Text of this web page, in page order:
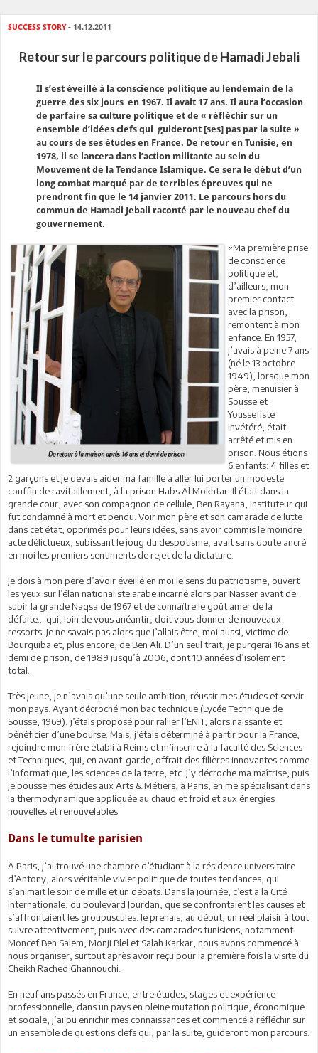
SUCCESS STORY- 14.12.2011
Retour sur le parcours politique de Hamadi Jebali
Il s’est éveillé à la conscience politique au lendemain de la
guerre des six jours en 1967. Il avait 17 ans. Il aura l’occasion
de parfaire sa culture politique et de « réfléchir sur un
ensemble d’idées clefs qui guideront [ses] pas par la suite »
au cours de ses études en France. De retour en Tunisie, en
1978, il se lancera dans l’action militante au sein du
Mouvement de la Tendance Islamique. Ce sera le début d’un
long combat marqué par de terribles épreuves qui ne
prendront fin que le 14 janvier 2011. Le parcours hors du
commun de Hamadi Jebali raconté par le nouveau chef du
gouvernement.
«Ma première prise
de conscience
politique et,
d’ailleurs, mon
premier contact
avec la prison,
remontent à mon
enfance. En 1957,
j’avais à peine 7 ans
(né le 13 octobre
1949), lorsque mon
père, menuisier à
Sousse et
Youssefiste
invétéré, était
arrêté et mis en
prison. Nous étions
6 enfants: 4 filles et
2 garçons et je devais aider ma famille à aller lui porter un modeste
couffin de ravitaillement, à la prison Habs Al Mokhtar. Il était dans la
grande cour, avec son compagnon de cellule, Ben Rayana, instituteur qui
fut condamné à mort et pendu. Voir mon père et son camarade de lutte
dans cet état, opprimés pour leurs idées, sans avoir commis le moindre
acte délictueux, subissant le joug du despotisme, avait sans doute ancré
en moi les premiers sentiments de rejet de la dictature.
Je dois à mon père d’avoir éveillé en moi le sens du patriotisme, ouvert
les yeux sur l’élan nationaliste arabe incarné alors par Nasser avant de
subir la grande Naqsa de 1967 et de connaître le goût amer de la
défaite… qui, loin de vous anéantir, doit vous donner de nouveaux
ressorts. Je ne savais pas alors que j’allais être, moi aussi, victime de
Bourguiba et, plus encore, de Ben Ali. D’un seul trait, je purgerai 16 ans et
demi de prison, de 1989 jusqu’à 2006, dont 10 années d’isolement
total…
Très jeune, je n’avais qu’une seule ambition, réussir mes études et servir
mon pays. Ayant décroché mon bac technique (Lycée Technique de
Sousse, 1969), j’étais proposé pour rallier l’ENIT, alors naissante et
bénéficier d’une bourse. Mais, j’étais déterminé à partir pour la France,
rejoindre mon frère établi à Reims et m’inscrire à la faculté des Sciences
et Techniques, qui, en avant-garde, offrait des filières innovantes comme
l’informatique, les sciences de la terre, etc. J’y décroche ma maîtrise, puis
je pousse mes études aux Arts & Métiers, à Paris, en me spécialisant dans
la thermodynamique appliquée au chaud et froid et aux énergies
nouvelles et renouvelables.
Dans le tumulte parisien
A Paris, j’ai trouvé une chambre d’étudiant à la résidence universitaire
d’Antony, alors véritable vivier politique de toutes tendances, qui
s’animait le soir de mille et un débats. Dans la journée, c’est à la Cité
Internationale, du boulevard Jourdan, que se confrontaient les causes et
s’affrontaient les groupuscules. Je prenais, au début, un réel plaisir à tout
suivre attentivement, puis avec des camarades tunisiens, notamment
Moncef Ben Salem, Monji Blel et Salah Karkar, nous avons commencé à
nous organiser, surtout après avoir reçu pour la première fois la visite du
Cheikh Rached Ghannouchi.
En neuf ans passés en France, entre études, stages et expérience
professionnelle, dans un pays en pleine mutation politique, économique
et sociale, j’ai pu enrichir mes connaissances et commencé à réfléchir sur
un ensemble de questions clefs qui, par la suite, guideront mon parcours.